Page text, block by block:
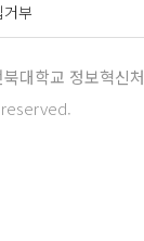
부
북대학교 정보혁신처